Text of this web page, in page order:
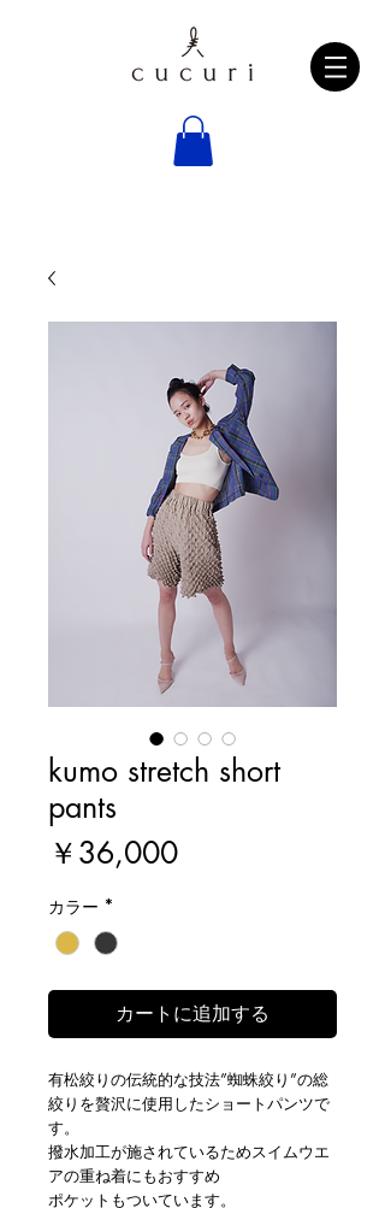
kumo stretch short
pants
￥36,000価
カラー *
カートに追加する
有松絞りの伝統的な技法”蜘蛛絞り”の総
絞りを贅沢に使用したショートパンツで
す。
撥水加工が施されているためスイムウエ
アの重ね着にもおすすめ
ポケットもついています。